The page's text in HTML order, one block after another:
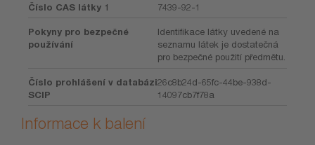
Číslo CAS látky 1 7439-92-1
Pokyny pro bezpečné
používání
Identifikace látky uvedené na
seznamu látek je dostatečná
pro bezpečné použití předmětu.
Číslo prohlášení v databázi
SCIP
26c8b24d-65fc-44be-938d-
14097cb7f78a
Informace k balení